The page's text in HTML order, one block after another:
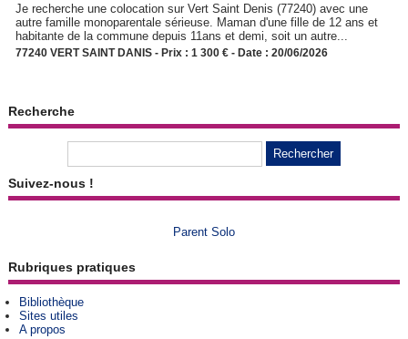
Je recherche une colocation sur Vert Saint Denis (77240) avec une
autre famille monoparentale sérieuse. Maman d'une fille de 12 ans et
habitante de la commune depuis 11ans et demi, soit un autre...
77240 VERT SAINT DANIS - Prix : 1 300 € - Date : 20/06/2026
Recherche
Suivez-nous !
Parent Solo
Rubriques pratiques
Bibliothèque
Sites utiles
A propos